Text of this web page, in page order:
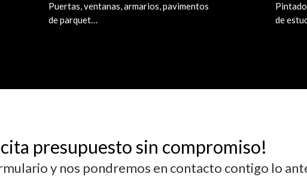
Puertas, ventanas, armarios, pavimentos
de parquet…
de
presupuesto sin compromiso!
y nos pondremos en contacto contigo lo